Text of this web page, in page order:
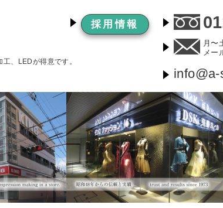
、LEDが得意です。
月〜
メー
採用情報